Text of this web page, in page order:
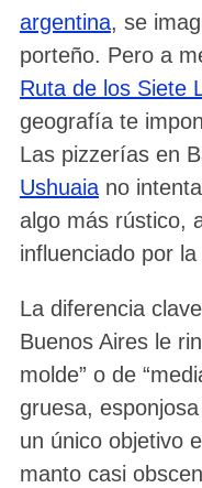
argentina, se
porteño. Pero a
Ruta de los Siete
geografía te
Las pizzerías en
Ushuaiano
algo más rústico,
influenciado por
La diferencia
Buenos Aires le
molde” o de
gruesa,
un único objetivo
manto casi